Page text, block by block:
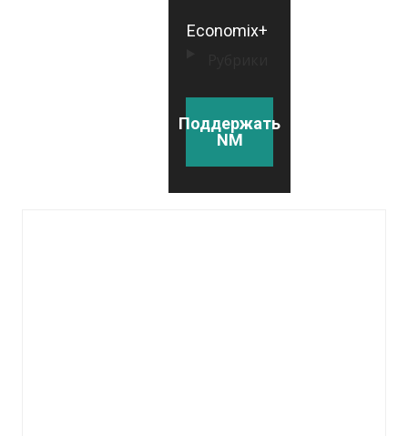
Economix+
Поддержать
NM